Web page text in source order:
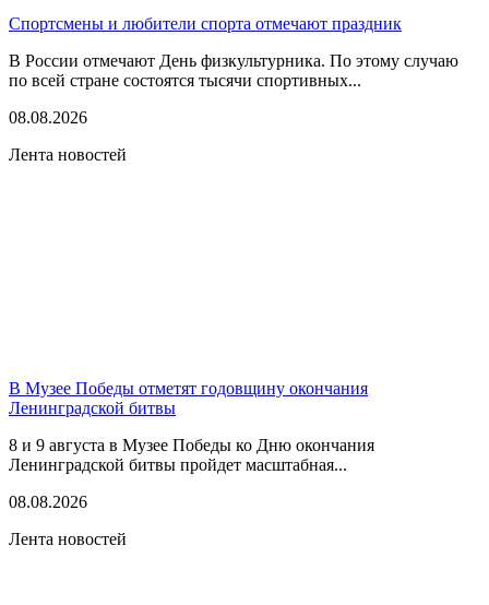
Спортсмены и любители спорта отмечают праздник
В России отмечают День физкультурника. По этому случаю
по всей стране состоятся тысячи спортивных...
08.08.2026
Лента новостей
В Музее Победы отметят годовщину окончания
Ленинградской битвы
8 и 9 августа в Музее Победы ко Дню окончания
Ленинградской битвы пройдет масштабная...
08.08.2026
Лента новостей